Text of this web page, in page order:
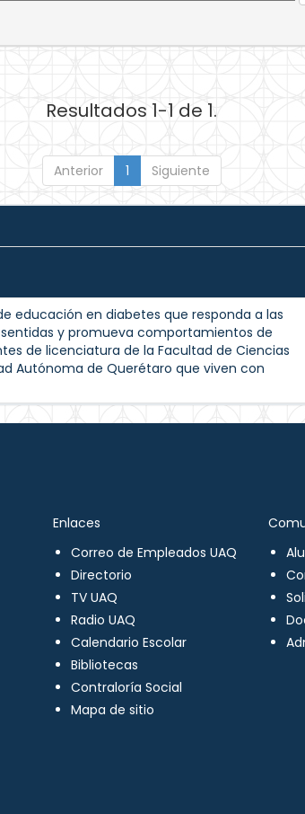
Resultados 1-1 de 1.
Anterior 1 Siguiente
educación en diabetes que responda a las
y promueva comportamientos de
de licenciatura de la Facultad de Ciencias
Autónoma de Querétaro que viven con
Enlaces
Correo de Empleados UAQ
Directorio
TV UAQ
Radio UAQ
Calendario Escolar
Bibliotecas
Contraloría Social
Mapa de sitio